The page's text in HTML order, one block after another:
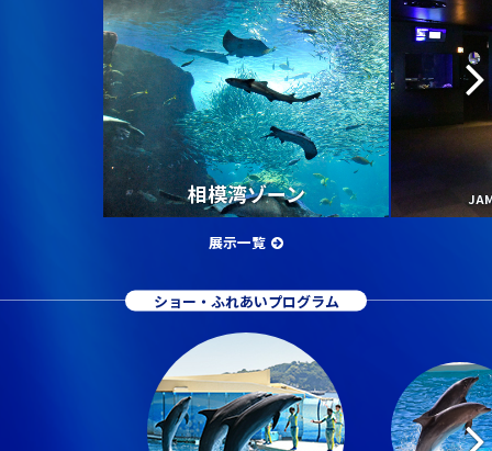
相模湾ゾーン
展示一覧
ショー・ふれあいプログラム